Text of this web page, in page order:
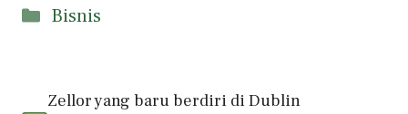
Kategori
Bisnis
Zellor yang baru berdiri di Dublin